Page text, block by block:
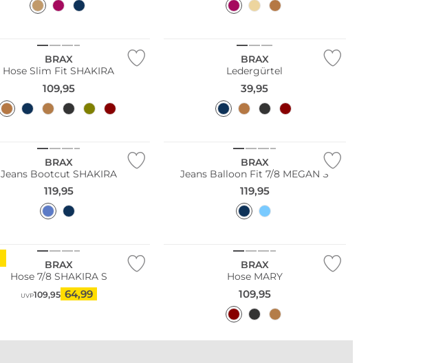
BRAX
Hose Slim Fit SHAKIRA
109,95
BRAX
Ledergürtel
39,95
BRAX
Jeans Bootcut SHAKIRA
119,95
BRAX
Jeans Balloon Fit 7/8 MEGAN S
119,95
BRAX
Hose 7/8 SHAKIRA S
UVP109,95 64,99
BRAX
Hose MARY
109,95